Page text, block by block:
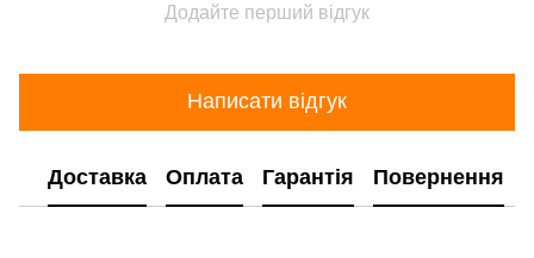
Додайте перший відгук
Написати відгук
Доставка Оплата Гарантія Повернення